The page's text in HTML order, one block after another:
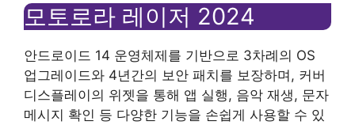
모토로라 레이저 2024
안드로이드 14 운영체제를 기반으로 3차례의 OS
업그레이드와 4년간의 보안 패치를 보장하며, 커버
디스플레이의 위젯을 통해 앱 실행, 음악 재생, 문자
메시지 확인 등 다양한 기능을 손쉽게 사용할 수 있